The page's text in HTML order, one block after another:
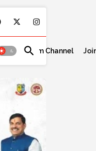
Telegram Channel